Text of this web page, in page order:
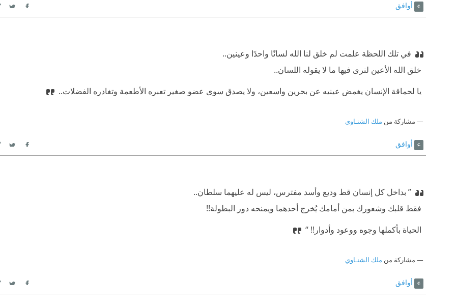
أوافق
في تلك اللحظة علمت لم خلق لنا الله لسانًا واحدًا وعينين..
‫ خلق الله الأعين لنرى فيها ما لا يقوله اللسان..
‫ يا لحماقة الإنسان يغمض عينيه عن بحرين واسعين، ولا يصدق سوى عضو صغير تعبره الأطعمة وتغادره الفضلات..
مشاركة من ملك الشنـاوي
أوافق
” بداخل كل إنسان قط وديع وأسد مفترس، ليس له عليهما سلطان..
‫ فقط قلبك وشعورك بمن أمامك يُخرج أحدهما ويمنحه دور البطولة!!
‫ الحياة بأكملها وجوه ووعود وأدوار!! “
مشاركة من ملك الشنـاوي
أوافق